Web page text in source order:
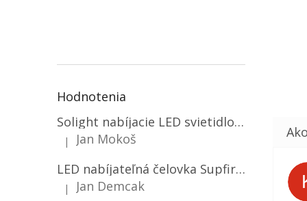
Hodnotenia
Solight nabíjacie LED svietidlo, 600lm, 2200mAh Li-Ion, USB nabíjanie [WN22]
Hodnotenie produktu je 5 z 5 hviezdičiek.
|
Jan Mokoš
LED nabíjateľná čelovka Supfire HL06, 3 módy + SOS + senzor, nabíjanie cez Micro-USB, 5W, 500lm, 300m
Hodnotenie produktu je 5 z 5 hviezdičiek.
| Jan Demcak